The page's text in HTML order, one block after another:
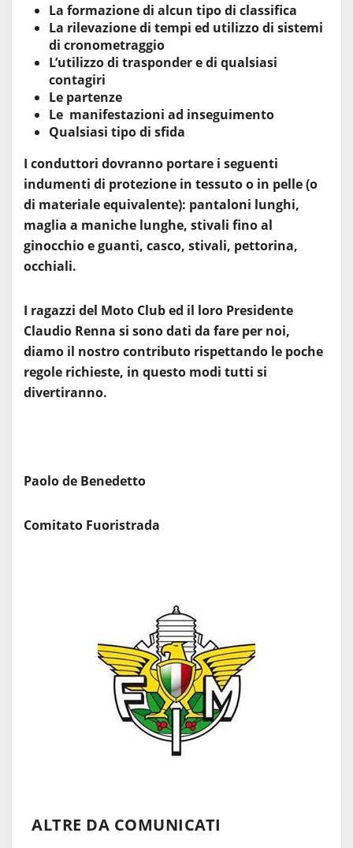
La formazione di alcun tipo di classifica
La rilevazione di tempi ed utilizzo di sistemi
di cronometraggio
L’utilizzo di trasponder e di qualsiasi
contagiri
Le partenze
Le manifestazioni ad inseguimento
Qualsiasi tipo di sfida
I conduttori dovranno portare i seguenti
indumenti di protezione in tessuto o in pelle (o
di materiale equivalente): pantaloni lunghi,
maglia a maniche lunghe, stivali fino al
ginocchio e guanti, casco, stivali, pettorina,
occhiali.
I ragazzi del Moto Club ed il loro Presidente
Claudio Renna si sono dati da fare per noi,
diamo il nostro contributo rispettando le poche
regole richieste, in questo modi tutti si
divertiranno.
Paolo de Benedetto
Comitato Fuoristrada
ALTRE DA COMUNICATI